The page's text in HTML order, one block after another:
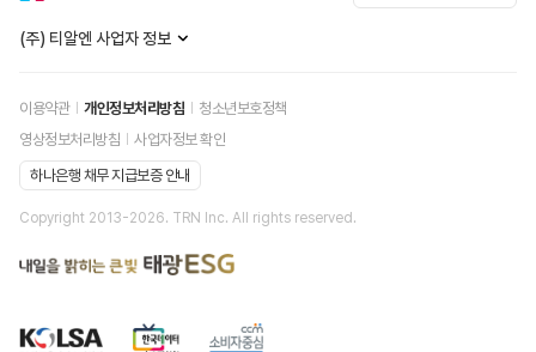
(주) 티알엔 사업자 정보
이용약관 개인정보처리방침
청소년보호정책
영상정보처리방침
사업자정보 확인
하나은행 채무 지급보증 안내
Copyright 2013-2026. TRN Inc. All rights reserved.